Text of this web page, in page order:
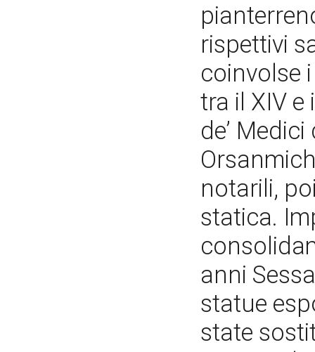
rispettivi
coinvolse
tra il XIV e
de’
notarili,
statica.
anni
statue
state